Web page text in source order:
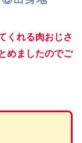
くれる肉おじさ
めましたのでご